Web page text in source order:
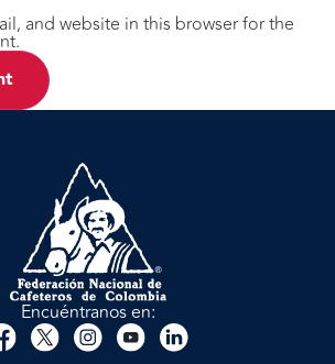
and website in this browser for the
Encuéntranos en: